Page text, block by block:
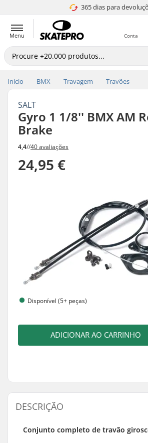
365 dias para
4.8 de 5
Menu Conta
Início BMX Travagem Travões
SALT
Gyro 1 1/8'' BMX AM
Brake
4,4//40 avaliações
24,95 €
Disponível (5+ peças)
ADICIONAR AO CARRINHO
DESCRIÇÃO
Conjunto completo de travão